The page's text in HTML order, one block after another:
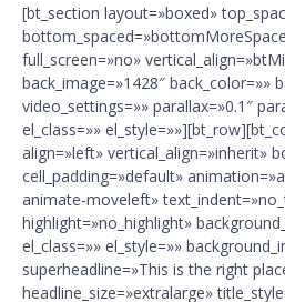
[bt_section layout=»boxed»
full_screen=»no»
back_image=»1428″ back_color=»»
video_settings=»» parallax=»0.1″
el_class=»»
align=»left» vertical_align=»inherit»
cell_padding=»default»
animate-moveleft»
highlight=»no_highlight»
el_class=»» el_style=»»
superheadline=»This is the right
headline_size=»extralarge»